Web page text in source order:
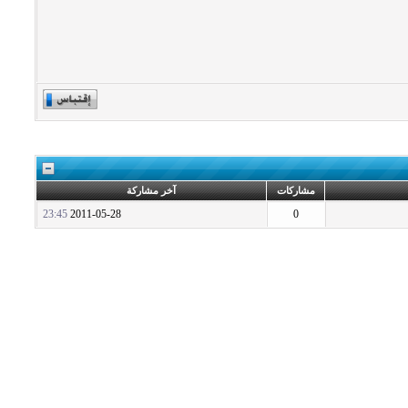
مشاركات آخر مشاركة
0
2011-05-28
23:45